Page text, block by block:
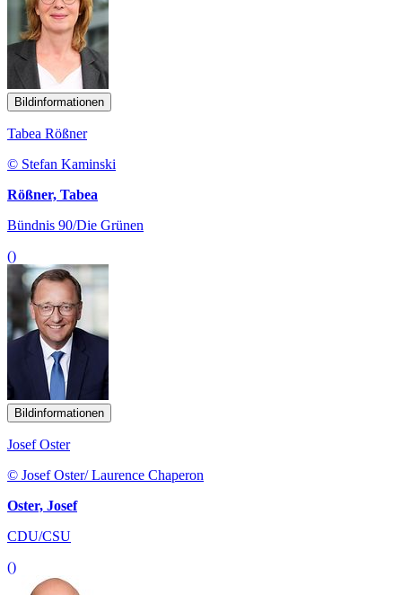
Bildinformationen
Tabea Rößner
© Stefan Kaminski
Rößner, Tabea
Bündnis 90/Die Grünen
()
Bildinformationen
Josef Oster
© Josef Oster/ Laurence Chaperon
Oster, Josef
CDU/CSU
()